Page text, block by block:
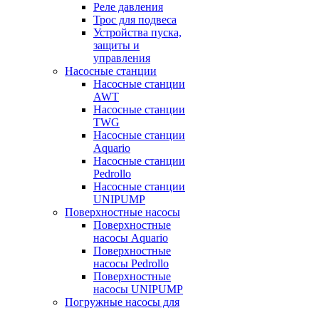
Реле давления
Трос для подвеса
Устройства пуска,
защиты и
управления
Насосные станции
Насосные станции
AWT
Насосные станции
TWG
Насосные станции
Aquario
Насосные станции
Pedrollo
Насосные станции
UNIPUMP
Поверхностные насосы
Поверхностные
насосы Aquario
Поверхностные
насосы Pedrollo
Поверхностные
насосы UNIPUMP
Погружные насосы для